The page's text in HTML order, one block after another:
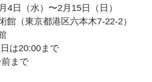
4日（水）〜2月15日（日）
館（東京都港区六本木7-22-2）
は20:00まで
まで